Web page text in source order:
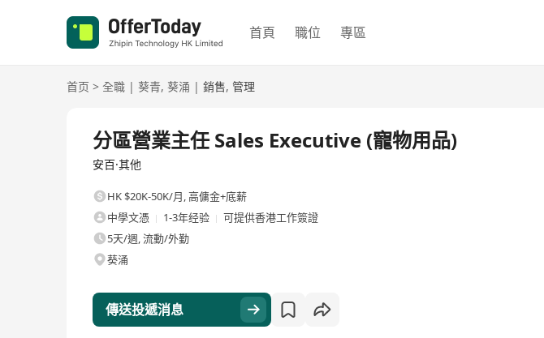
首頁 職位 專區
首页 > 全職 | 葵青, 葵涌 | 銷售, 管理
分區營業主任 Sales Executive (寵物用品)
安百·其他
HK $20K-50K/月,高傭金+底薪
中學文憑
1-3年经验
可提供香港工作簽證
5天/週, 流動/外勤
葵涌
傳送投遞消息